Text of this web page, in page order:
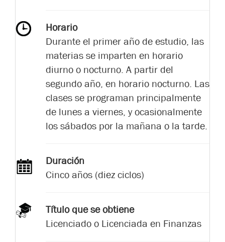
Horario
Durante el primer año de estudio, las
materias se imparten en horario
diurno o nocturno. A partir del
segundo año, en horario nocturno. Las
clases se programan principalmente
de lunes a viernes, y ocasionalmente
los sábados por la mañana o la tarde.
Duración
Cinco años (diez ciclos)
Título que se obtiene
Licenciado o Licenciada en Finanzas